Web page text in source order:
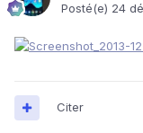
Posté(e) 24
Citer